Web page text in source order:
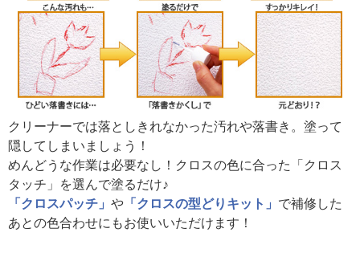
クリーナーでは落としきれなかった汚れや落書き。塗って
隠してしまいましょう！
めんどうな作業は必要なし！クロスの色に合った「クロス
タッチ」を選んで塗るだけ♪
「クロスパッチ」 や 「クロスの型どりキット」 で補修した
あとの色合わせにもお使いいただけます！